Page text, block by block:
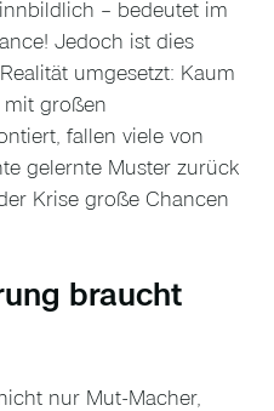
– bedeutet im
Jedoch ist dies
umgesetzt: Kaum
großen
fallen viele von
gelernte Muster zurück
Krise große Chancen
braucht
nur Mut-Macher,